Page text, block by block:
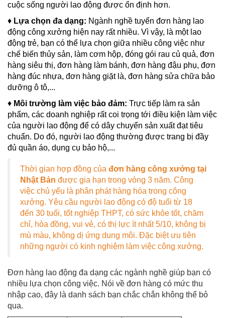
cuộc sống người lao động được ổn định hơn.
♦ Lựa chọn đa dạng: Ngành nghề tuyển đơn hàng lao
động công xưởng hiện nay rất nhiều. Vì vậy, là một lao
động trẻ, bạn có thể lựa chọn giữa nhiều công việc như
chế biến thủy sản, làm cơm hộp, đóng gói rau củ quả, đơn
hàng siêu thị, đơn hàng làm bánh, đơn hàng đậu phụ, đơn
hàng đúc nhựa, đơn hàng giặt là, đơn hàng sửa chữa bảo
dưỡng ô tô,...
♦ Môi trường làm việc bảo đảm: Trực tiếp làm ra sản
phẩm, các doanh nghiệp rất coi trọng tới điều kiện làm việc
của người lao động để có dây chuyển sản xuất đạt tiêu
chuẩn. Do đó, người lao động thường được trang bị đầy
đủ quần áo, dụng cụ bảo hộ,...
Thời gian hợp đồng của đơn hàng công xưởng tại
Nhật Bản được gia hạn trong vòng 3 năm. Công
việc chủ yếu là phân phát hàng hóa trong công
xưởng. Yêu cầu người lao động có độ tuổi từ 18
đến 30 tuổi, tốt nghiệp THPT, có sức khỏe tốt, chăm
chỉ, hòa đồng, vui vẻ, có thị lực ít nhất 5/10, không bị
mù màu, không dị ứng dung môi. Đặc biệt ưu tiên
những người có kinh nghiệm làm việc công xưởng.
Đơn hàng lao động đa dạng các ngành nghề giúp bạn có
nhiều lựa chọn công việc. Nói về đơn hàng có mức thu
nhập cao, đây là danh sách bạn chắc chắn không thể bỏ
qua.